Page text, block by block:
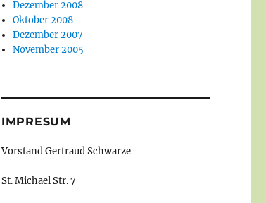
Dezember 2008
Oktober 2008
Dezember 2007
November 2005
IMPRESUM
Vorstand Gertraud Schwarze
St. Michael Str. 7